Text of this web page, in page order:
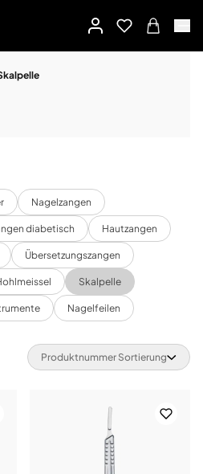
Nagelzangen
diabetisch Hautzangen
Übersetzungszangen
Skalpelle
Nagelfeilen
Produktnummer Sortierung